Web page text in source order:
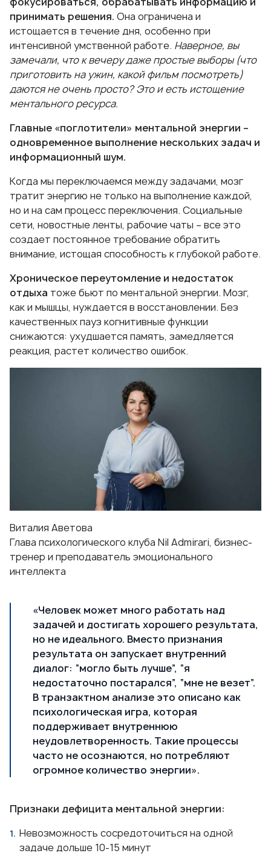
принимать решения. Она ограничена и
истощается в течение дня, особенно при
интенсивной умственной работе. Наверное, вы
замечали, что к вечеру даже простые выборы (что
приготовить на ужин, какой фильм посмотреть)
даются не очень просто? Это и есть истощение
ментального ресурса.
Главные «поглотители» ментальной энергии –
одновременное выполнение нескольких задач и
информационный шум.
Когда мы переключаемся между задачами, мозг
тратит энергию не только на выполнение каждой,
но и на сам процесс переключения. Социальные
сети, новостные ленты, рабочие чаты – все это
создает постоянное требование обратить
внимание, истощая способность к глубокой работе.
Хроническое переутомление и недостаток
отдыха тоже бьют по ментальной энергии. Мозг,
как и мышцы, нуждается в восстановлении. Без
качественных пауз когнитивные функции
снижаются: ухудшается память, замедляется
реакция, растет количество ошибок.
Виталия Аветова
Глава психологического клуба Nil Admirari, бизнес-
тренер и преподаватель эмоционального
интеллекта
«Человек может много работать над
задачей и достигать хорошего результата,
но не идеального. Вместо признания
результата он запускает внутренний
диалог: “могло быть лучше”, “я
недостаточно постарался”, “мне не везет”.
В транзактном анализе это описано как
психологическая игра, которая
поддерживает внутреннюю
неудовлетворенность. Такие процессы
часто не осознаются, но потребляют
огромное количество энергии».
Признаки дефицита ментальной энергии:
Невозможность сосредоточиться на одной
задаче дольше 10-15 минут